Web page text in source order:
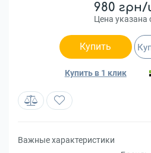
980
Цена указана
Купить
Купить в 1 клик
Важные характеристики